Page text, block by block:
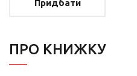
Придбати
ПРО КНИЖКУ